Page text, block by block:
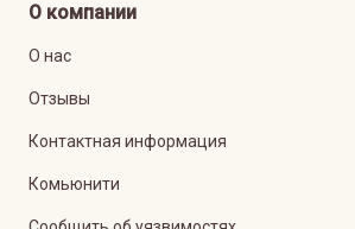
О компании
О нас
Отзывы
Контактная информация
Комьюнити